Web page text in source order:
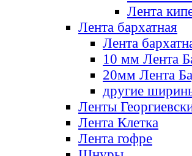
Лента
Лента бархатная
Лента
10 мм Лента
20мм Лента
другие
Ленты
Лента Клетка
Лента гофре